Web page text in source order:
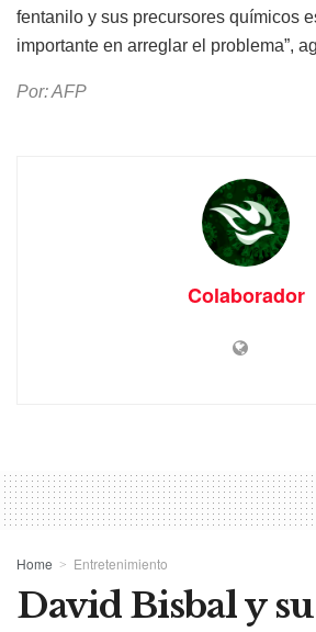
fentanilo y sus precursores químicos
importante en arreglar el problema”,
Por: AFP
Colaborador
Home Entretenimiento
David Bisbal y